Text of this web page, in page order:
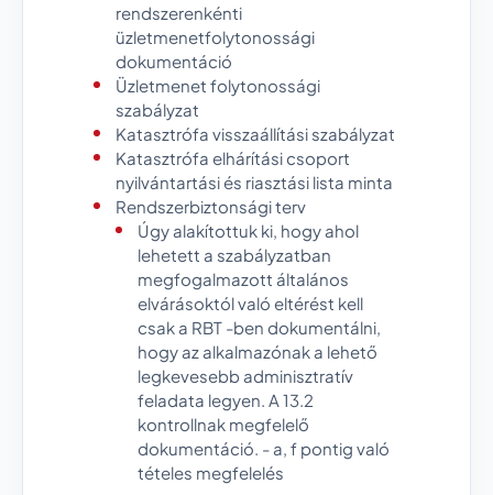
rendszerenkénti
üzletmenetfolytonossági
dokumentáció
Üzletmenet folytonossági
szabályzat
Katasztrófa visszaállítási szabályzat
Katasztrófa elhárítási csoport
nyilvántartási és riasztási lista minta
Rendszerbiztonsági terv
Úgy alakítottuk ki, hogy ahol
lehetett a szabályzatban
megfogalmazott általános
elvárásoktól való eltérést kell
csak a RBT -ben dokumentálni,
hogy az alkalmazónak a lehető
legkevesebb adminisztratív
feladata legyen. A 13.2
kontrollnak megfelelő
dokumentáció. - a, f pontig való
tételes megfelelés